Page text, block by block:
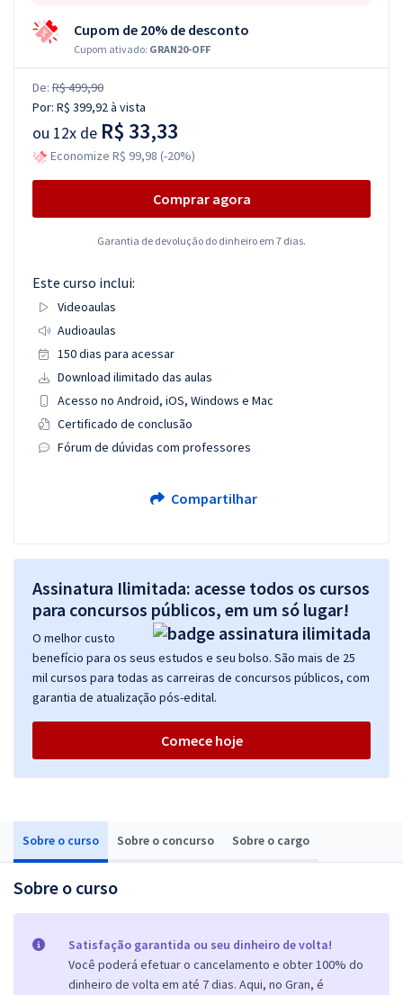
Sobre o curso Sobre o concurso Sobre o cargo
Sobre o curso
Satisfação garantida ou seu dinheiro de volta!
Você poderá efetuar o cancelamento e obter 100% do
dinheiro de volta em até 7 dias. Aqui, no Gran, é
Cupom de 20% de desconto
Cupom ativado: GRAN20-OFF
De: R$ 499,90
Por: R$ 399,92à vista
ou 12x de R$ 33,33
Economize R$ 99,98 (-20%)
Comprar agora
Garantia de devolução do dinheiro em 7 dias.
Este curso inclui:
Videoaulas
Audioaulas
150 dias para acessar
Download ilimitado das aulas
Acesso no Android, iOS, Windows e Mac
Certificado de conclusão
Fórum de dúvidas com professores
Compartilhar
Assinatura Ilimitada: acesse todos os cursos
para concursos públicos, em um só lugar!
O melhor custo
benefício para os seus estudos e seu bolso. São mais de 25
mil cursos para todas as carreiras de concursos públicos, com
garantia de atualização pós-edital.
Comece hoje